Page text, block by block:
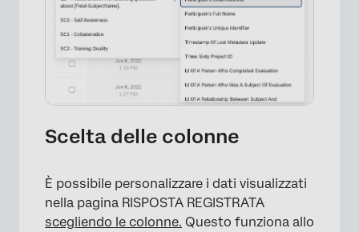
Scelta delle colonne
È possibile personalizzare i dati visualizzati
nella pagina RISPOSTA REGISTRATA
scegliendo le colonne. Questo funziona allo